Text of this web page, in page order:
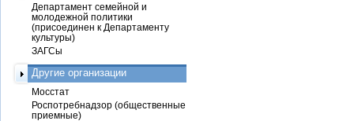
Департамент семейной и
молодежной политики
(присоединен к Департаменту
культуры)
ЗАГСы
Другие организации
Мосстат
Роспотребнадзор (общественные
приемные)